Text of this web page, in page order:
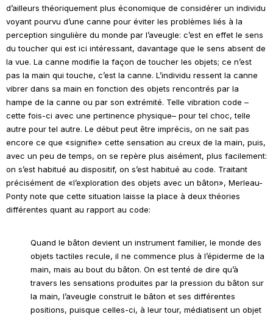
d’ailleurs théoriquement plus économique de considérer un individu
voyant pourvu d’une canne pour éviter les problèmes liés à la
perception singulière du monde par l’aveugle: c’est en effet le sens
du toucher qui est ici intéressant, davantage que le sens absent de
la vue. La canne modifie la façon de toucher les objets; ce n’est
pas la main qui touche, c’est la canne. L’individu ressent la canne
vibrer dans sa main en fonction des objets rencontrés par la
hampe de la canne ou par son extrémité. Telle vibration code –
cette fois-ci avec une pertinence physique– pour tel choc, telle
autre pour tel autre. Le début peut être imprécis, on ne sait pas
encore ce que «signifie» cette sensation au creux de la main, puis,
avec un peu de temps, on se repère plus aisément, plus facilement:
on s’est habitué au dispositif, on s’est habitué au code. Traitant
précisément de «l’exploration des objets avec un bâton», Merleau-
Ponty note que cette situation laisse la place à deux théories
différentes quant au rapport au code:
Quand le bâton devient un instrument familier, le monde des
objets tactiles recule, il ne commence plus à l’épiderme de la
main, mais au bout du bâton. On est tenté de dire qu’à
travers les sensations produites par la pression du bâton sur
la main, l’aveugle construit le bâton et ses différentes
positions, puisque celles-ci, à leur tour, médiatisent un objet